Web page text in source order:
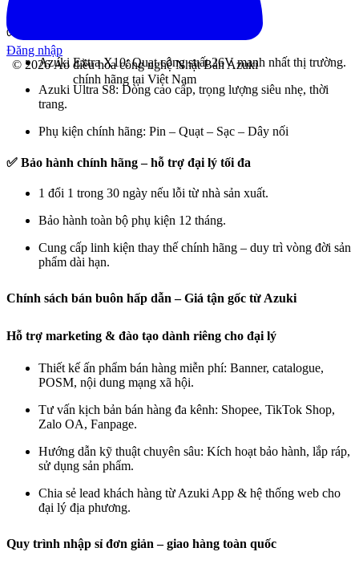
Đăng nhập
© 2026 Áo điều hòa công nghệ Nhật Bản Azuki
chính hãng tại Việt Nam
✅ Đa dạng sản phẩm – dễ dàng chốt đơn
Azuki Extra X10: Quạt công suất 26V mạnh nhất thị trường.
Azuki Ultra S8: Dòng cao cấp, trọng lượng siêu nhẹ, thời
trang.
Phụ kiện chính hãng: Pin – Quạt – Sạc – Dây nối
✅ Bảo hành chính hãng – hỗ trợ đại lý tối đa
1 đổi 1 trong 30 ngày nếu lỗi từ nhà sản xuất.
Bảo hành toàn bộ phụ kiện 12 tháng.
Cung cấp linh kiện thay thế chính hãng – duy trì vòng đời sản
phẩm dài hạn.
Chính sách bán buôn hấp dẫn – Giá tận gốc từ Azuki
Hỗ trợ marketing & đào tạo dành riêng cho đại lý
Thiết kế ấn phẩm bán hàng miễn phí: Banner, catalogue,
POSM, nội dung mạng xã hội.
Tư vấn kịch bản bán hàng đa kênh: Shopee, TikTok Shop,
Zalo OA, Fanpage.
Hướng dẫn kỹ thuật chuyên sâu: Kích hoạt bảo hành, lắp ráp,
sử dụng sản phẩm.
Chia sẻ lead khách hàng từ Azuki App & hệ thống web cho
đại lý địa phương.
Quy trình nhập sỉ đơn giản – giao hàng toàn quốc